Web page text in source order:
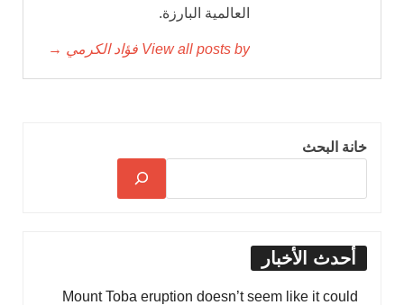
العالمية البارزة.
View all posts by فؤاد الكرمي →
خانة البحث
أحدث الأخبار
Mount Toba eruption doesn’t seem like it could